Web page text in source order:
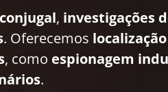
, investigações
. Oferecemos
, como espionagem
.